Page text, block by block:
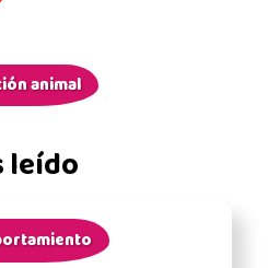
leído
animal